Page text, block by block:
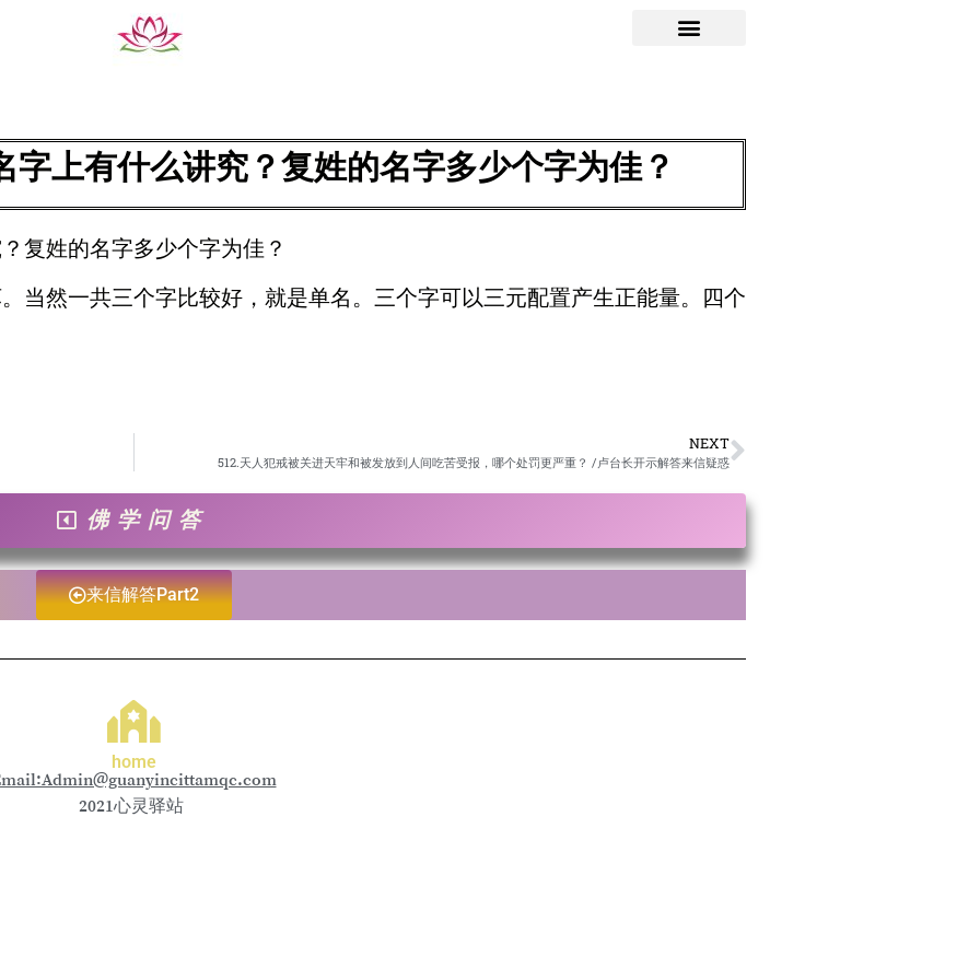
上有什么讲究？复姓的名字多少个字为佳？
复姓的名字多少个字为佳？
当然一共三个字比较好，就是单名。三个字可以三元配置产生正能量。四个
NEXT
512.天人犯戒被关进天牢和被发放到人间吃苦受报，哪个处罚更严重？ /卢台长开示解答来信疑惑
佛学问答
来信解答Part2
home
2021心灵驿站